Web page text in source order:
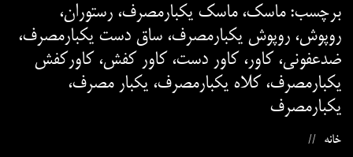
برچسب:ماسک، ماسک یکبارمصرف، رستوران،
روپوش، روپوش یکبارمصرف، ساق دست یکبارمصرف،
ضدعفونی، کاور، کاور دست، کاور کفش، کاورکفش
یکبارمصرف، کلاه یکبارمصرف، یکبار مصرف،
یکبارمصرف
خانه